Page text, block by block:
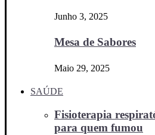
Junho 3, 2025
Mesa de Sabores
Maio 29, 2025
SAÚDE
Fisioterapia
para quem fumou